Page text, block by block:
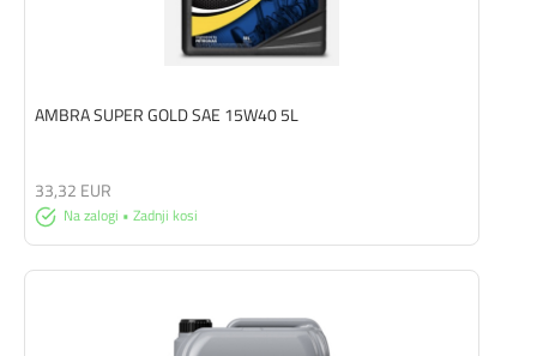
AMBRA SUPER GOLD SAE 15W40 5L
Na zalogi • Zadnji kosi
33,32 EUR